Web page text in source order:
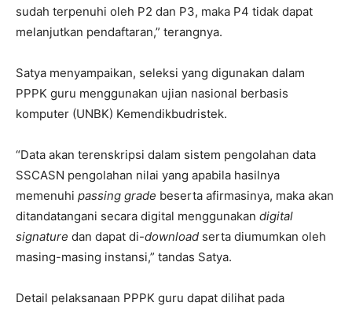
sudah terpenuhi oleh P2 dan P3, maka P4 tidak dapat
melanjutkan pendaftaran,” terangnya.
Satya menyampaikan, seleksi yang digunakan dalam
PPPK guru menggunakan ujian nasional berbasis
komputer (UNBK) Kemendikbudristek.
“Data akan terenskripsi dalam sistem pengolahan data
SSCASN pengolahan nilai yang apabila hasilnya
memenuhi passing grade beserta afirmasinya, maka akan
ditandatangani secara digital menggunakan digital
signature dan dapat di-download serta diumumkan oleh
masing-masing instansi,” tandas Satya.
Detail pelaksanaan PPPK guru dapat dilihat pada